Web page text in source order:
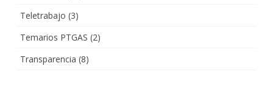
Teletrabajo (3)
Temarios PTGAS (2)
Transparencia (8)